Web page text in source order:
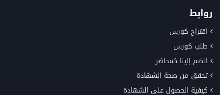
روابط
اقتراح كورس
طلب كورس
انضم إلينا كمحاضر
تحقق من صحة الشهادة
كيفية الحصول على الشهادة